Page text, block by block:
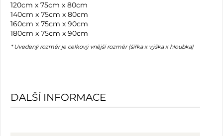
120cm x 75cm x 80cm
140cm x 75cm x 80cm
160cm x 75cm x 90cm
180cm x 75cm x 90cm
* Uvedený rozměr je celkový vnější rozměr (šířka x výška x hloubka)
DALŠÍ INFORMACE